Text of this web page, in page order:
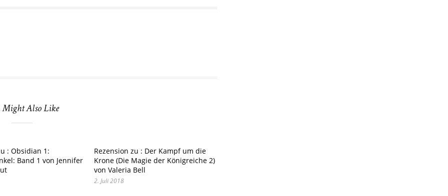
Might Also Like
: Obsidian 1:
Band 1 von Jennifer
Rezension zu : Der Kampf um die
Krone (Die Magie der Königreiche 2)
von Valeria Bell
2. Juli 2018